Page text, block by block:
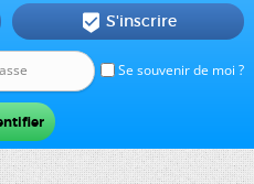
Se souvenir de moi ?
 S'inscrire